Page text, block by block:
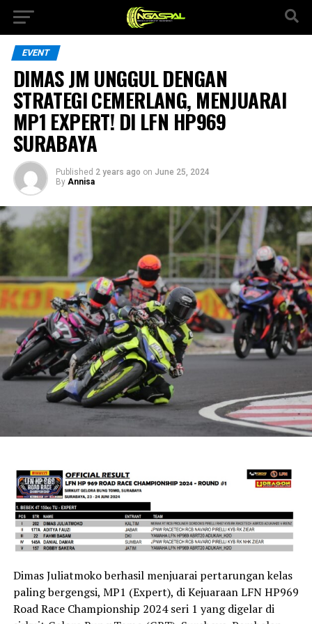
EVENT
DIMAS JM UNGGUL DENGAN
STRATEGI CEMERLANG, MENJUARAI
MP1 EXPERT! DI LFN HP969
SURABAYA
Published 2 years ago on June 25, 2024
By Annisa
Dimas Juliatmoko berhasil menjuarai pertarungan kelas
paling bergengsi, MP1 (Expert), di Kejuaraan LFN HP969
Road Race Championship 2024 seri 1 yang digelar di